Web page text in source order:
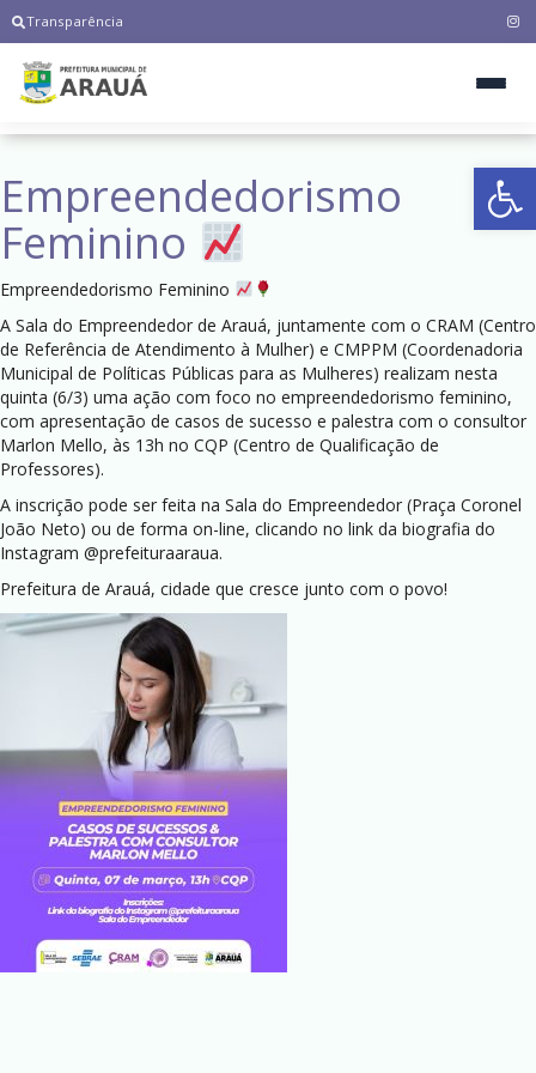
Transparência
Empreendedorismo
Feminino
Empreendedorismo Feminino
A Sala do Empreendedor de Arauá, juntamente com o CRAM (Centro
de Referência de Atendimento à Mulher) e CMPPM (Coordenadoria
Municipal de Políticas Públicas para as Mulheres) realizam nesta
quinta (6/3) uma ação com foco no empreendedorismo feminino,
com apresentação de casos de sucesso e palestra com o consultor
Marlon Mello, às 13h no CQP (Centro de Qualificação de
Professores).
A inscrição pode ser feita na Sala do Empreendedor (Praça Coronel
João Neto) ou de forma on-line, clicando no link da biografia do
Instagram @prefeituraaraua.
Prefeitura de Arauá, cidade que cresce junto com o povo!